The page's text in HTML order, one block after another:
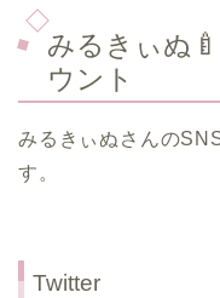
みるきぃぬ
ウント
みるきぃぬさんの
す。
Twitter